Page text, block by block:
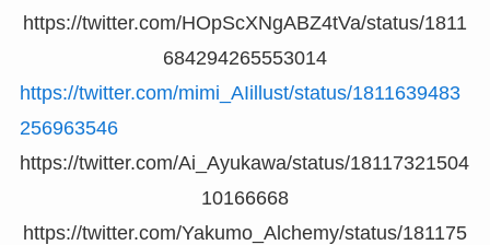
https://twitter.com/HOpScXNgABZ4tVa/status/1811
684294265553014
https://twitter.com/mimi_AIillust/status/1811639483
256963546
https://twitter.com/Ai_Ayukawa/status/18117321504
10166668
https://twitter.com/Yakumo_Alchemy/status/181175